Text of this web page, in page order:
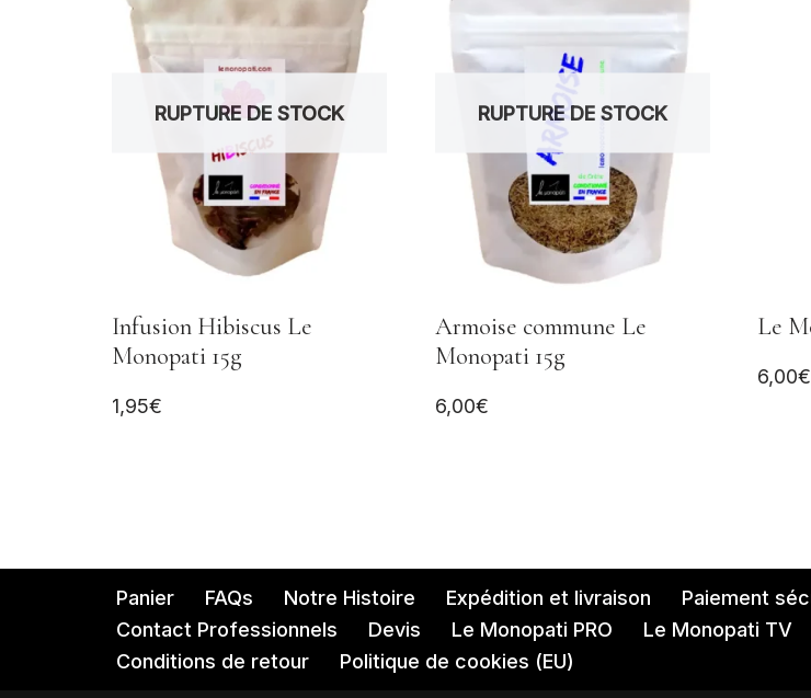
RUPTURE DE STOCK
Infusion Hibiscus Le
Monopati 15g
1,95€
RUPTURE DE STOCK
Armoise commune Le
Monopati 15g
6,00€
Le
6,00€
Panier FAQs Notre Histoire Expédition et livraison Paiement
Contact Professionnels
Devis Le Monopati PRO Le Monopati TV
Conditions de retour
Politique de cookies (EU)